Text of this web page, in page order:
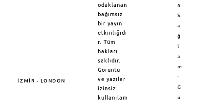
İZMİR - LONDON
odaklanan
bağımsız
bir yayın
etkinliğidi
r. Tüm
hakları
saklıdır.
Görüntü
ve yazılar
izinsiz
kullanılam
n
S
a
ğ
l
a
m
-
G
ü